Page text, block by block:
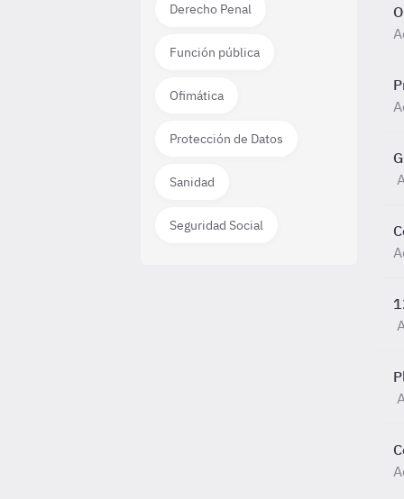
Derecho Penal
Función pública
Ofimática
Protección de Datos
Sanidad
Seguridad Social